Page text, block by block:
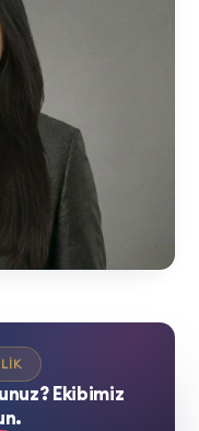
Ekibimiz